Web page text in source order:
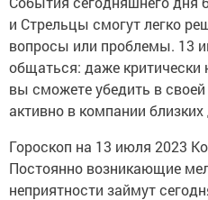
и Стрельцы смогут легко
вопросы или проблемы. 13
общаться: даже
вы сможете убедить в
активно в компании близких
Гороскоп на 13 июля 2023
Постоянно возникающие
неприятности займут